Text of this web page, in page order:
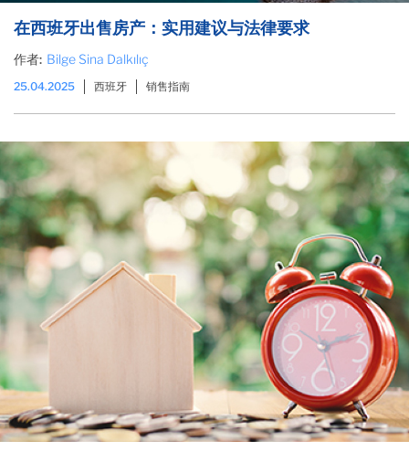
在西班牙出售房产：实用建议与法律要求
作者: Bilge Sina Dalkılıç
25.04.2025 西班牙 销售指南